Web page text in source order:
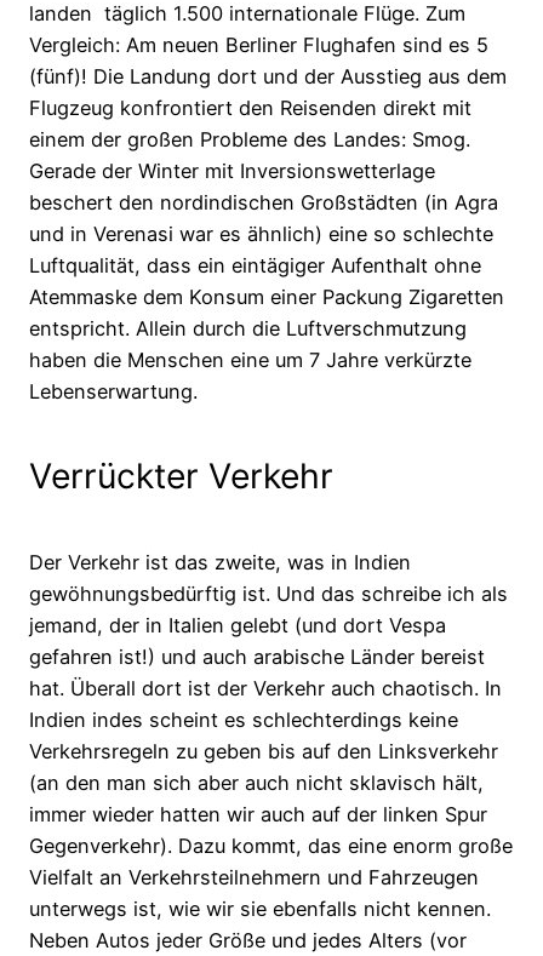
landen täglich 1.500 internationale Flüge. Zum
Vergleich: Am neuen Berliner Flughafen sind es 5
(fünf)! Die Landung dort und der Ausstieg aus dem
Flugzeug konfrontiert den Reisenden direkt mit
einem der großen Probleme des Landes: Smog.
Gerade der Winter mit Inversionswetterlage
beschert den nordindischen Großstädten (in Agra
und in Verenasi war es ähnlich) eine so schlechte
Luftqualität, dass ein eintägiger Aufenthalt ohne
Atemmaske dem Konsum einer Packung Zigaretten
entspricht. Allein durch die Luftverschmutzung
haben die Menschen eine um 7 Jahre verkürzte
Lebenserwartung.
Verrückter Verkehr
Der Verkehr ist das zweite, was in Indien
gewöhnungsbedürftig ist. Und das schreibe ich als
jemand, der in Italien gelebt (und dort Vespa
gefahren ist!) und auch arabische Länder bereist
hat. Überall dort ist der Verkehr auch chaotisch. In
Indien indes scheint es schlechterdings keine
Verkehrsregeln zu geben bis auf den Linksverkehr
(an den man sich aber auch nicht sklavisch hält,
immer wieder hatten wir auch auf der linken Spur
Gegenverkehr). Dazu kommt, das eine enorm große
Vielfalt an Verkehrsteilnehmern und Fahrzeugen
unterwegs ist, wie wir sie ebenfalls nicht kennen.
Neben Autos jeder Größe und jedes Alters (vor